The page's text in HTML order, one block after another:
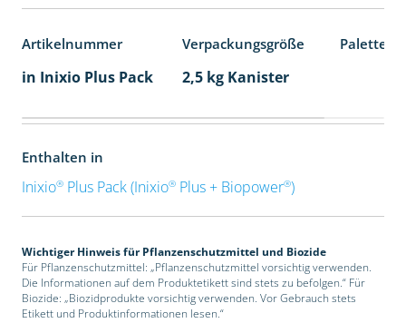
Artikelnummer Verpackungsgröße
in Inixio Plus Pack 2,5 kg Kanister
Enthalten in
Inixio®Plus Pack (Inixio®Plus + Biopower®)
Wichtiger Hinweis für Pflanzenschutzmittel und Biozide
Für Pflanzenschutzmittel: „Pflanzenschutzmittel vorsichtig verwenden.
Die Informationen auf dem Produktetikett sind stets zu befolgen.“ Für
Biozide: „Biozidprodukte vorsichtig verwenden. Vor Gebrauch stets
Etikett und Produktinformationen lesen.“